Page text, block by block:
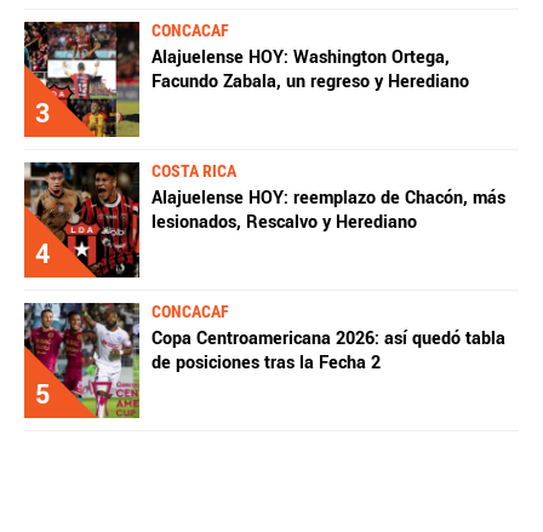
3
CONCACAF
Alajuelense HOY: Washington Ortega,
Facundo Zabala, un regreso y Herediano
4
COSTA RICA
Alajuelense HOY: reemplazo de Chacón, más
lesionados, Rescalvo y Herediano
5
CONCACAF
Copa Centroamericana 2026: así quedó tabla
de posiciones tras la Fecha 2